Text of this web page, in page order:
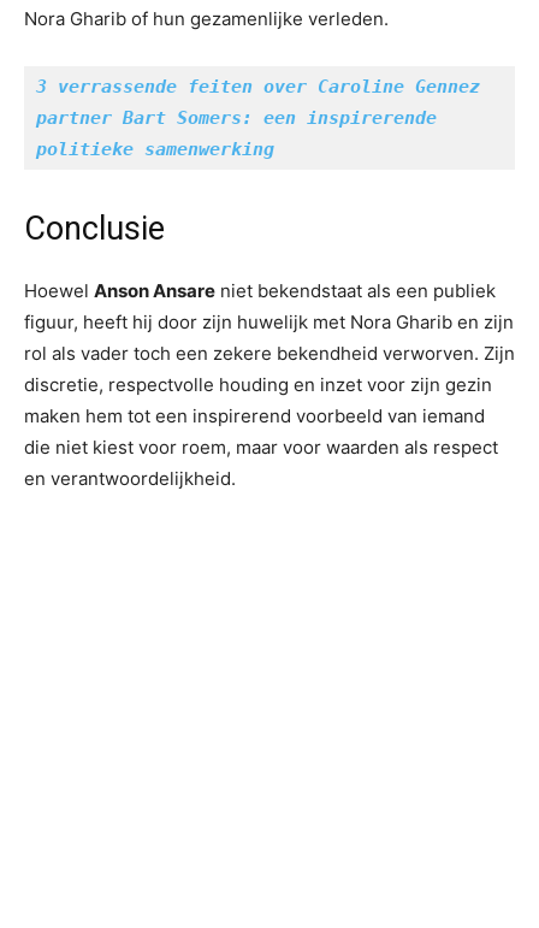
Nora Gharib of hun gezamenlijke verleden.
3 verrassende feiten over Caroline Gennez
partner Bart Somers: een inspirerende
politieke samenwerking
Conclusie
Hoewel Anson Ansare niet bekendstaat als een publiek
figuur, heeft hij door zijn huwelijk met Nora Gharib en zijn
rol als vader toch een zekere bekendheid verworven. Zijn
discretie, respectvolle houding en inzet voor zijn gezin
maken hem tot een inspirerend voorbeeld van iemand
die niet kiest voor roem, maar voor waarden als respect
en verantwoordelijkheid.